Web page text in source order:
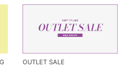
OUTLET SALE